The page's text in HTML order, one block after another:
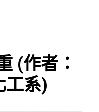
(作者：
工系)